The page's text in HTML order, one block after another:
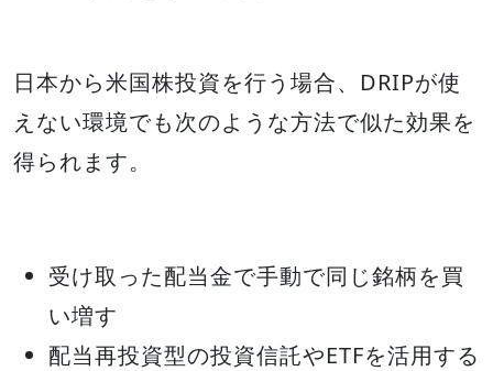
日本から米国株投資を行う場合、DRIPが使
えない環境でも次のような方法で似た効果を
得られます。
受け取った配当金で手動で同じ銘柄を買
い増す
配当再投資型の投資信託やETFを活用する